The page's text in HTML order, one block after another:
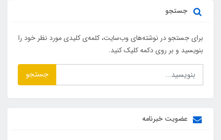
جستجو
برای جستجو در نوشته‌های وب‌سایت، کلمه‌ی کلیدی مورد نظر خود را
بنویسید و بر روی دکمه کلیک کنید.
جستجو
عضویت خبرنامه